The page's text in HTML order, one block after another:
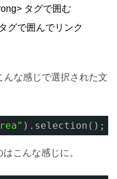
タグで囲む
グで囲んでリンク
んな感じで選択された文
).selection();
こんな感じに。